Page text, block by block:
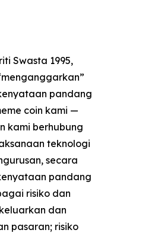
Swasta 1995,
pandang
coin kami —
kami berhubung
teknologi
secara
pandang
risiko dan
dan
pasaran; risiko